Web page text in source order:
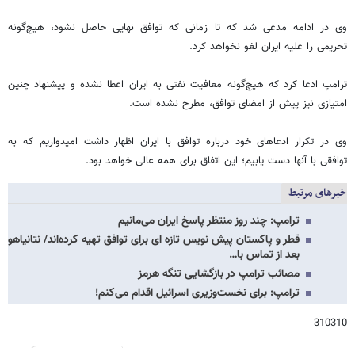
وی در ادامه مدعی شد که تا زمانی که توافق نهایی حاصل نشود، هیچ‌گونه
تحریمی را علیه ایران لغو نخواهد کرد.
ترامپ ادعا کرد که هیچ‌گونه معافیت نفتی به ایران اعطا نشده و پیشنهاد چنین
امتیازی نیز پیش از امضای توافق، مطرح نشده است.
وی در تکرار ادعاهای خود درباره توافق با ایران اظهار داشت امیدواریم که به
توافقی با آنها دست یابیم؛ این اتفاق برای همه عالی خواهد بود.
خبرهای مرتبط
ترامپ: چند روز منتظر پاسخ ایران می‌مانیم
قطر و پاکستان پیش نویس تازه ای برای توافق تهیه کرده‌اند/ نتانیاهو
بعد از تماس با…
مصائب ترامپ در بازگشایی تنگه هرمز
ترامپ: برای نخست‌وزیری اسرائیل اقدام می‌کنم!
310310